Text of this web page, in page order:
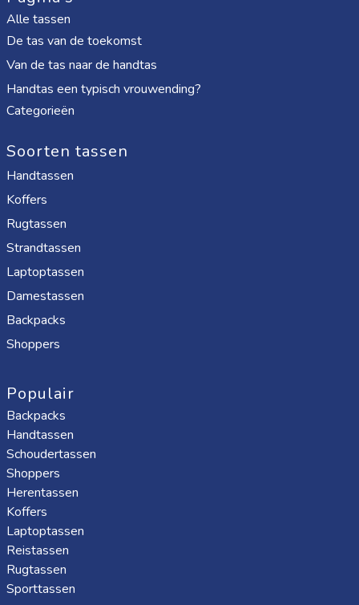
Alle tassen
De tas van de toekomst
Van de tas naar de handtas
Handtas een typisch vrouwending?
Categorieën
Soorten tassen
Handtassen
Koffers
Rugtassen
Strandtassen
Laptoptassen
Damestassen
Backpacks
Shoppers
Populair
Backpacks
Handtassen
Schoudertassen
Shoppers
Herentassen
Koffers
Laptoptassen
Reistassen
Rugtassen
Sporttassen